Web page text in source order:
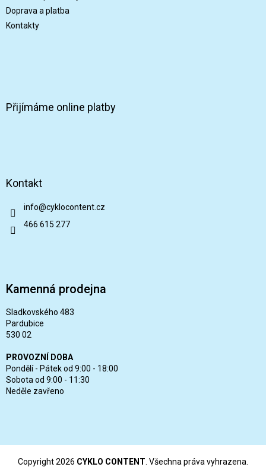
Doprava a platba
Kontakty
Přijímáme online platby
Kontakt
info@cyklocontent.cz
466 615 277
Kamenná prodejna
Sladkovského 483
Pardubice
530 02
PROVOZNÍ DOBA
Pondělí - Pátek od 9:00 - 18:00
Sobota od 9:00 - 11:30
Neděle zavřeno
Copyright 2026 CYKLO CONTENT . Všechna práva vyhrazena.